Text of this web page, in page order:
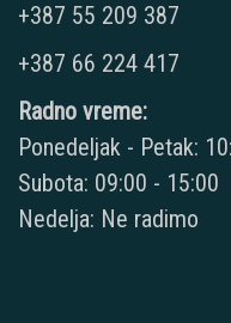
+387 55 209 387
+387 66 224 417
Radno vreme:
Ponedeljak - Petak:
Subota: 09:00 - 15:00
Nedelja: Ne radimo